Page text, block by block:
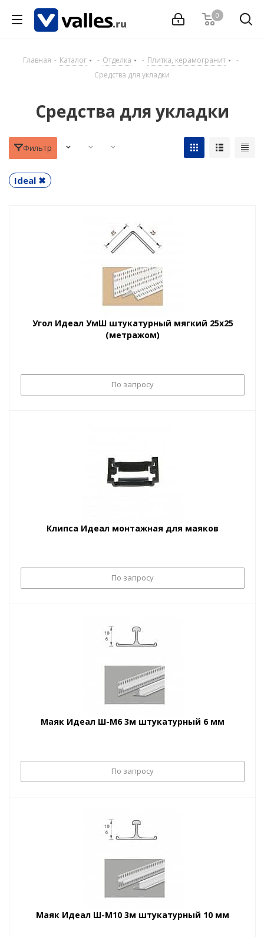
0
Главная - Каталог - Отделка - Плитка, керамогранит
-
Средства для укладки
Средства для укладки
Фильтр
Ideal ✖
Угол Идеал УмШ штукатурный мягкий 25х25
(метражом)
По запросу
Клипса Идеал монтажная для маяков
По запросу
Маяк Идеал Ш-М6 3м штукатурный 6 мм
По запросу
Маяк Идеал Ш-М10 3м штукатурный 10 мм